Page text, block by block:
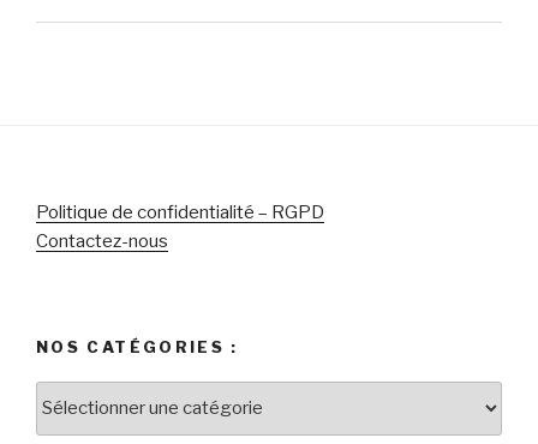
Sony
Batman
Le
chef-
pour
célébrer
le
Politique de confidentialité – RGPD
Contactez-nous
NOS CATÉGORIES :